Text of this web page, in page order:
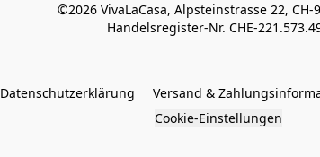
©2026 VivaLaCasa, Alpsteinstrasse 22, CH-
Handelsregister-Nr. CHE-
Datenschutzerklärung Versand &
Cookie-Einstellungen